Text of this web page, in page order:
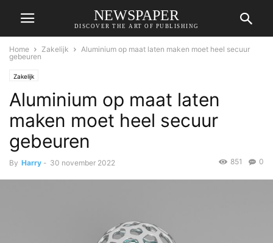
NEWSPAPER
DISCOVER THE ART OF PUBLISHING
Home Zakelijk
Aluminium op maat laten maken moet heel secuur
gebeuren
Zakelijk
Aluminium op maat laten
maken moet heel secuur
gebeuren
By Harry - 30 november 2022 0
851